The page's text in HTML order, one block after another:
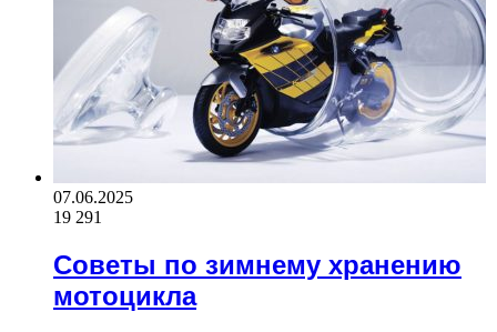
07.06.2025
19 291
Советы по зимнему хранению
мотоцикла